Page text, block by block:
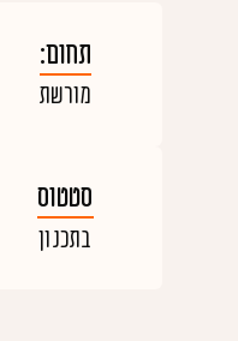
תחום:
מורשת
סטטוס
בתכנון